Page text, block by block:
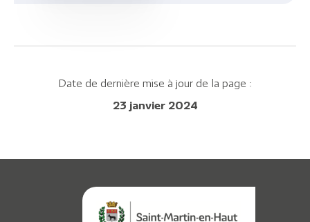
Date de dernière mise à jour de la page :
23 janvier 2024
Démarches
Actualités